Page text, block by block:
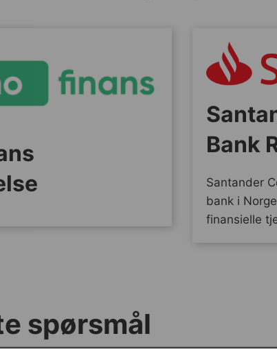
Bank
Santander
bank i
finansielle
spørsmål